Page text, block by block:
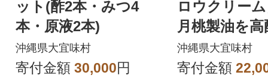
ット(酢2本・みつ4
本・原液2本)
沖縄県大宜味村
寄付金額 30,000円
ロウクリー
月桃製油を高
沖縄県大宜味村
寄付金額